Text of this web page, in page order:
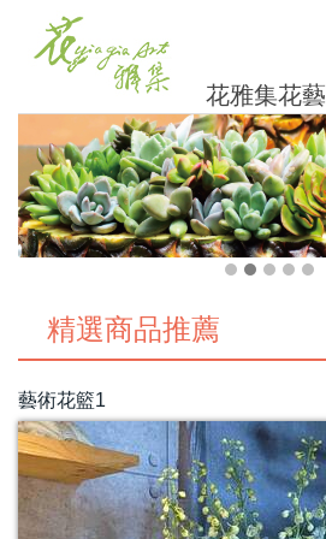
花雅集花藝
精選商品推薦
藝術花籃1